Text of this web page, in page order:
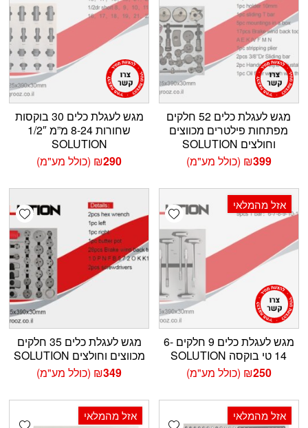
מגש לעגלת כלים 52 חלקים
מפתחות פילטרים מכווצים
וחולצים SOLUTION
₪399 (כולל מע"מ)
מגש לעגלת כלים 30 בוקסות
שחורות 8-24 מ”מ 1/2″
SOLUTION
₪290 (כולל מע"מ)
Add wishlist אזל מהמלאי
מגש לעגלת כלים 9 חלקים 6-
14 טי בוקסה SOLUTION
₪250 (כולל מע"מ)
מגש לעגלת כלים 35 חלקים
מכווצים וחולצים SOLUTION
₪349 (כולל מע"מ)
Add wishlist אזל מהמלאי אזל מהמלאי